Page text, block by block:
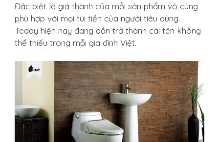
Đặc biệt là giá thành của mỗi sản phẩm vô cùng
phù hợp với mọi túi tiền của người tiêu dùng.
Teddy hiện nay đang dần trở thành cái tên không
thể thiếu trong mỗi gia đình Việt.